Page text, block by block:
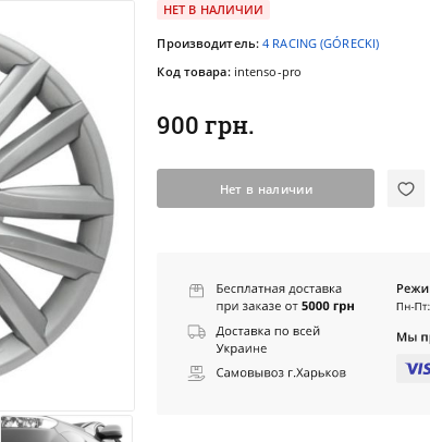
НЕТ В НАЛИЧИИ
Производитель:4 RACING (GÓRECKI)
Код товара: intenso-pro
900 грн.
Нет в наличии